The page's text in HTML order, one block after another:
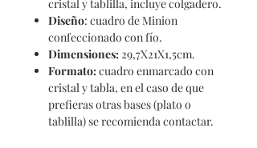
cristal y tablilla, incluye colgadero.
Diseño: cuadro de Minion
confeccionado con fío.
Dimensiones: 29,7X21X1,5cm.
Formato:cuadro enmarcado con
cristal y tabla, en el caso de que
prefieras otras bases (plato o
tablilla) se recomienda contactar.